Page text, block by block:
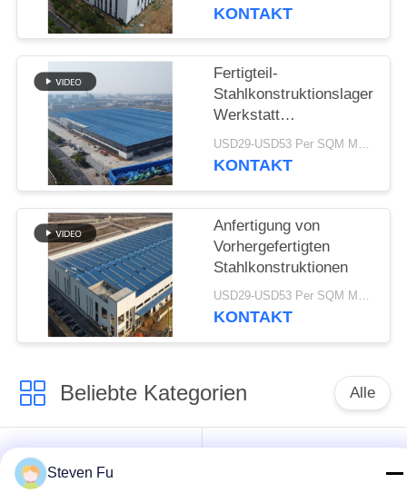
BLOG
SITEMAP
PRIVACY
POLICY
KONTAKT
Fertigteil-
Stahlkonstruktionslager
Werkstatt
Industriegebäude mit
großer Spannweite
USD29-USD53 Per SQM MOQ:500 Quadratmeter
KONTAKT
Anfertigung von
Vorhergefertigten
Stahlkonstruktionen
USD29-USD53 Per SQM MOQ:500 Quadratmeter
KONTAKT
Beliebte Kategorien Alle
Stahlkonstruktion
LagerSteven Fu